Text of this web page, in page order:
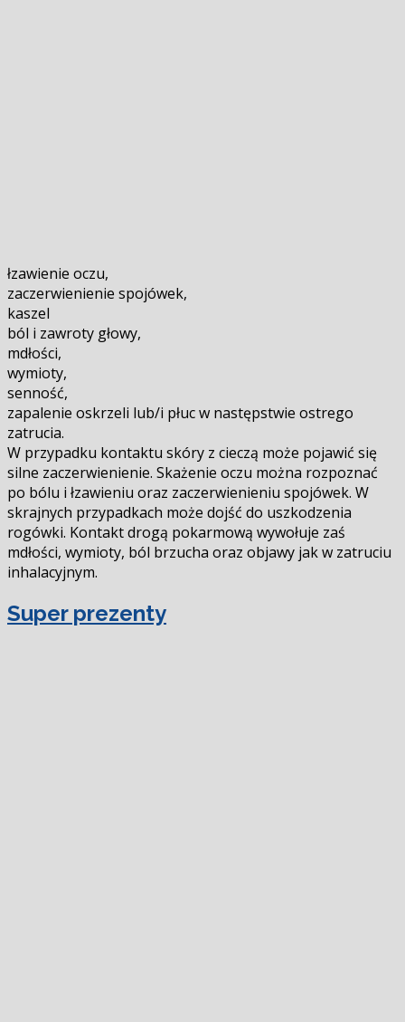
łzawienie oczu,
zaczerwienienie spojówek,
kaszel
ból i zawroty głowy,
mdłości,
wymioty,
senność,
zapalenie oskrzeli lub/i płuc w następstwie ostrego
zatrucia.
W przypadku kontaktu skóry z cieczą może pojawić się
silne zaczerwienienie. Skażenie oczu można rozpoznać
po bólu i łzawieniu oraz zaczerwienieniu spojówek. W
skrajnych przypadkach może dojść do uszkodzenia
rogówki. Kontakt drogą pokarmową wywołuje zaś
mdłości, wymioty, ból brzucha oraz objawy jak w zatruciu
inhalacyjnym.
Super prezenty